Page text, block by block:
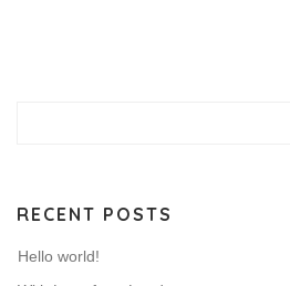
RECENT POSTS
Hello world!